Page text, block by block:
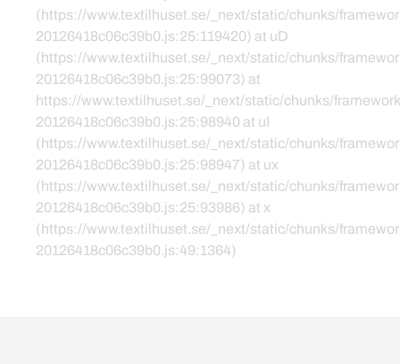
(https://www.textilhuset.se/_next/static/chunks/
20126418c06c39b0.js:25:119420) at uD
(https://www.textilhuset.se/_next/static/chunks/
20126418c06c39b0.js:25:99073) at
https://www.textilhuset.se/_next/static/chunks/
20126418c06c39b0.js:25:98940 at uI
(https://www.textilhuset.se/_next/static/chunks/
20126418c06c39b0.js:25:98947) at ux
(https://www.textilhuset.se/_next/static/chunks/
20126418c06c39b0.js:25:93986) at x
(https://www.textilhuset.se/_next/static/chunks/
20126418c06c39b0.js:49:1364)